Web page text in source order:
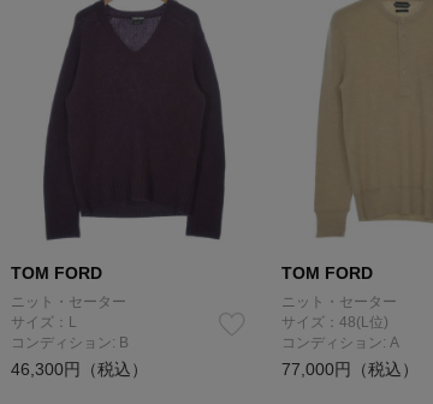
TOM FORD
ニット・セーター
サイズ：L
コンディション: B
46,300円（税込）
TOM FORD
ニット・セーター
サイズ：48(L位)
コンディション: A
77,000円（税込）